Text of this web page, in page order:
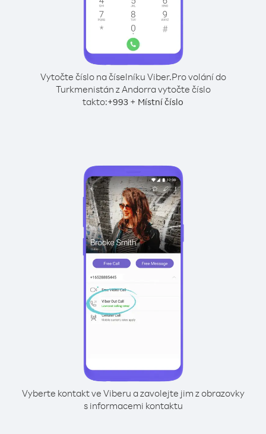
Vytočte číslo na číselníku Viber.Pro volání do
Turkmenistán z Andorra vytočte číslo
takto:+993 + Místní číslo
Vyberte kontakt ve Viberu a zavolejte jim z obrazovky
s informacemi kontaktu